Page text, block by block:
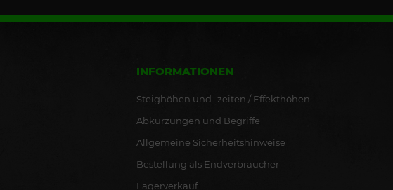
INFORMATIONEN
Steighöhen und -zeiten / Effekthöhen
Abkürzungen und Begriffe
Allgemeine Sicherheitshinweise
Bestellung als Endverbraucher
Lagerverkauf